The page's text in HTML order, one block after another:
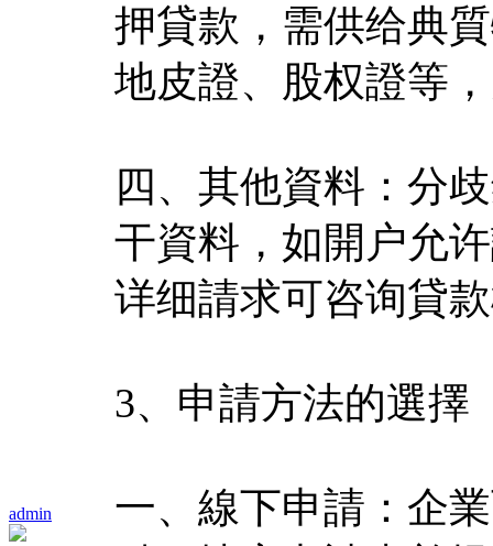
admin
押貸款，需供给典
地皮證、股权證等
四、其他資料：分
干資料，如開户允
详细請求可咨询貸
3、申請方法的選擇
一、線下申請：企